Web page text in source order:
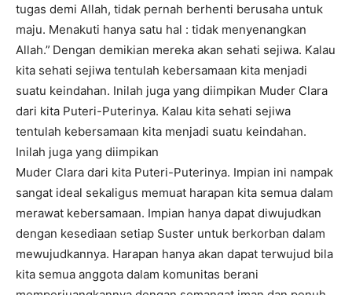
tugas demi Allah, tidak pernah berhenti berusaha untuk
maju. Menakuti hanya satu hal : tidak menyenangkan
Allah.” Dengan demikian mereka akan sehati sejiwa. Kalau
kita sehati sejiwa tentulah kebersamaan kita menjadi
suatu keindahan. Inilah juga yang diimpikan Muder Clara
dari kita Puteri-Puterinya. Kalau kita sehati sejiwa
tentulah kebersamaan kita menjadi suatu keindahan.
Inilah juga yang diimpikan
Muder Clara dari kita Puteri-Puterinya. Impian ini nampak
sangat ideal sekaligus memuat harapan kita semua dalam
merawat kebersamaan. Impian hanya dapat diwujudkan
dengan kesediaan setiap Suster untuk berkorban dalam
mewujudkannya. Harapan hanya akan dapat terwujud bila
kita semua anggota dalam komunitas berani